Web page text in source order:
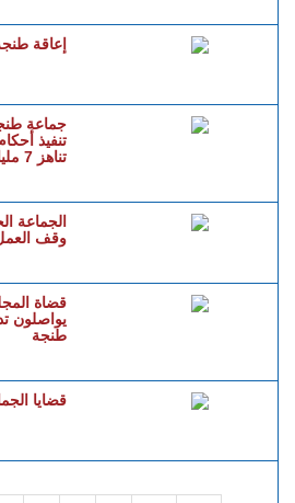
إعاقة
جماعة
تنفيذ
تناهز 7 مليار سنتيم
الجماعة
وقف
قضاة
يواصلون
طنجة
قضايا